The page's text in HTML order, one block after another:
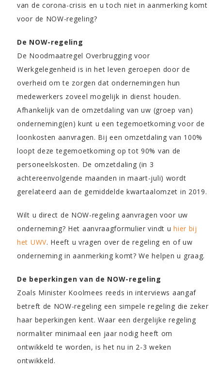
van de corona-crisis en u toch niet in aanmerking komt
voor de NOW-regeling?
De NOW-regeling
De Noodmaatregel Overbrugging voor
Werkgelegenheid is in het leven geroepen door de
overheid om te zorgen dat ondernemingen hun
medewerkers zoveel mogelijk in dienst houden.
Afhankelijk van de omzetdaling van uw (groep van)
onderneming(en) kunt u een tegemoetkoming voor de
loonkosten aanvragen. Bij een omzetdaling van 100%
loopt deze tegemoetkoming op tot 90% van de
personeelskosten. De omzetdaling (in 3
achtereenvolgende maanden in maart-juli) wordt
gerelateerd aan de gemiddelde kwartaalomzet in 2019.
Wilt u direct de NOW-regeling aanvragen voor uw
onderneming? Het aanvraagformulier vindt uhier bij
het UWV. Heeft u vragen over de regeling en of uw
onderneming in aanmerking komt? We helpen u graag.
De beperkingen van de NOW-regeling
Zoals Minister Koolmees reeds in interviews aangaf
betreft de NOW-regeling een simpele regeling die zeker
haar beperkingen kent. Waar een dergelijke regeling
normaliter minimaal een jaar nodig heeft om
ontwikkeld te worden, is het nu in 2-3 weken
ontwikkeld.